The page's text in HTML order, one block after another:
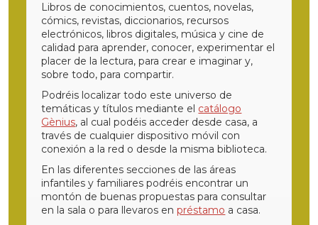
Libros de conocimientos, cuentos, novelas,
cómics, revistas, diccionarios, recursos
electrónicos, libros digitales, música y cine de
calidad para aprender, conocer, experimentar el
placer de la lectura, para crear e imaginar y,
sobre todo, para compartir.
Podréis localizar todo este universo de
temáticas y títulos mediante el catálogo
Gènius, al cual podéis acceder desde casa, a
través de cualquier dispositivo móvil con
conexión a la red o desde la misma biblioteca.
En las diferentes secciones de las áreas
infantiles y familiares podréis encontrar un
montón de buenas propuestas para consultar
en la sala o para llevaros enpréstamo a casa.